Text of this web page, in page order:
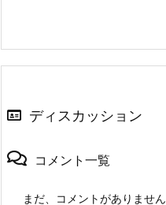
ディスカッション
コメント一覧
まだ、コメントがありません